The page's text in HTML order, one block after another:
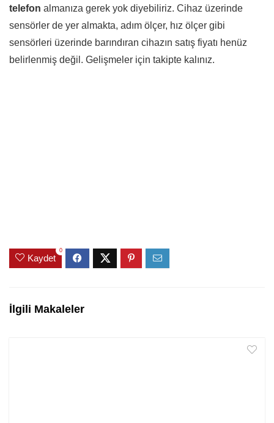
telefon almanıza gerek yok diyebiliriz. Cihaz üzerinde
sensörler de yer almakta, adım ölçer, hız ölçer gibi
sensörleri üzerinde barındıran cihazın satış fiyatı henüz
belirlenmiş değil. Gelişmeler için takipte kalınız.
Kaydet
0
İlgili Makaleler